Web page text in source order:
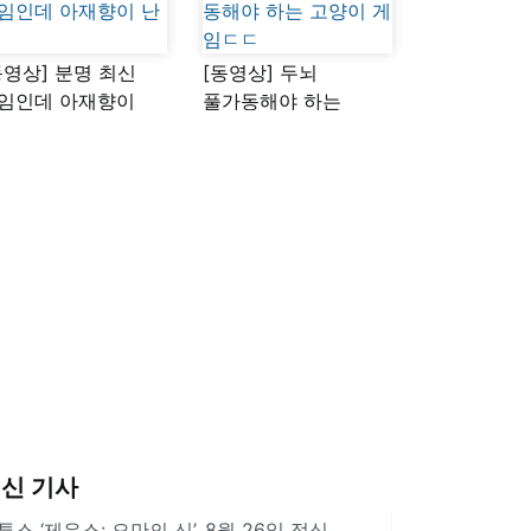
상] 분명 최신
인데 아재향이
[동영상] 두뇌
풀가동해야 하는
기사